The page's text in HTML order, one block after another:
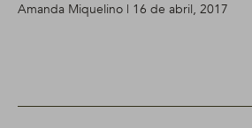
Amanda Miquelino | 16 de abril, 2017